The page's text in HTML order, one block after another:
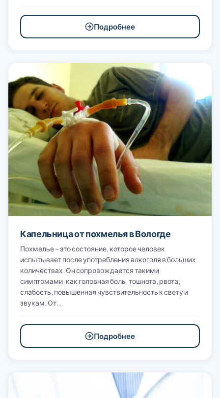
Подробнее
Капельница от похмелья в Вологде
Похмелье – это состояние, которое человек
испытывает после употребления алкоголя в больших
количествах. Он сопровождается такими
симптомами, как головная боль, тошнота, рвота,
слабость, повышенная чувствительность к свету и
звукам. От…
Подробнее